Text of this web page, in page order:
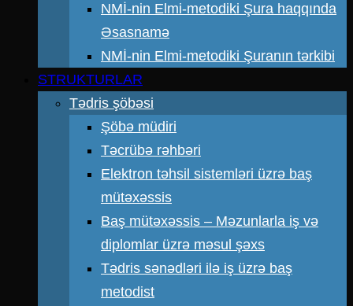
NMİ-nin Elmi-metodiki Şura haqqında
Əsasnamə
NMİ-nin Elmi-metodiki Şuranın tərkibi
STRUKTURLAR
Tədris şöbəsi
Şöbə müdiri
Təcrübə rəhbəri
Elektron təhsil sistemləri üzrə baş
mütəxəssis
Baş mütəxəssis – Məzunlarla iş və
diplomlar üzrə məsul şəxs
Tədris sənədləri ilə iş üzrə baş
metodist